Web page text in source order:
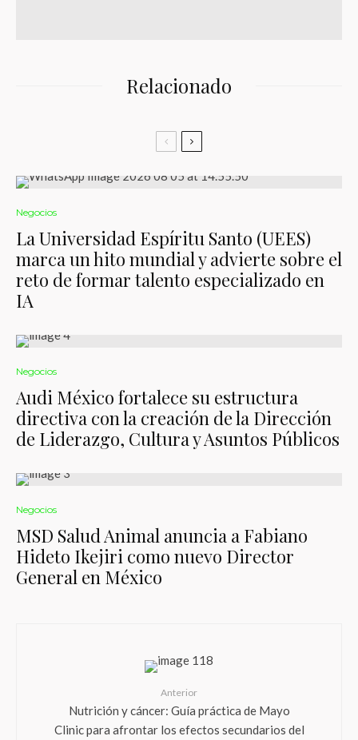
Relacionado
Negocios
La Universidad Espíritu Santo (UEES)
marca un hito mundial y advierte sobre el
reto de formar talento especializado en
IA
Negocios
Audi México fortalece su estructura
directiva con la creación de la Dirección
de Liderazgo, Cultura y Asuntos Públicos
Negocios
MSD Salud Animal anuncia a Fabiano
Hideto Ikejiri como nuevo Director
General en México
Anterior
Nutrición y cáncer: Guía práctica de Mayo
Clinic para afrontar los efectos secundarios del